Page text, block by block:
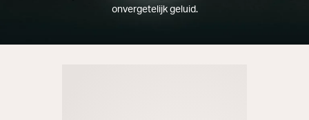
onvergetelijk geluid.